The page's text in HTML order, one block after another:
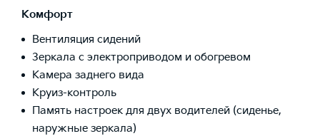
Комфорт
Вентиляция сидений
Зеркала с электроприводом и обогревом
Камера заднего вида
Круиз-контроль
Память настроек для двух водителей (сиденье,
наружные зеркала)